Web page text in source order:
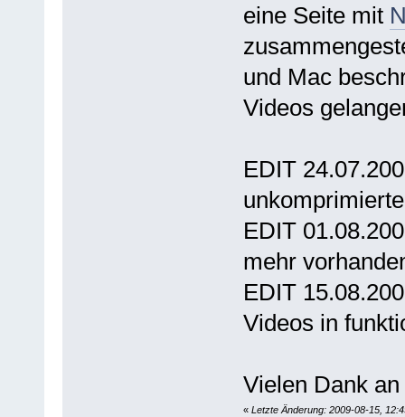
eine Seite mit
und Mac
Videos
EDIT
EDIT
mehr
EDIT
Videos in
Vielen Dank
« Letzte Änderung: 2009-08-15,